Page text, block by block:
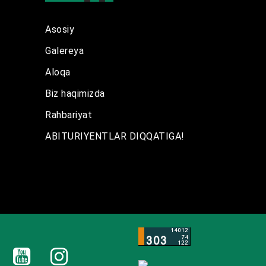
Asosiy
Galereya
Aloqa
Biz haqimizda
Rahbariyat
ABITURIYENTLAR DIQQATIGA!